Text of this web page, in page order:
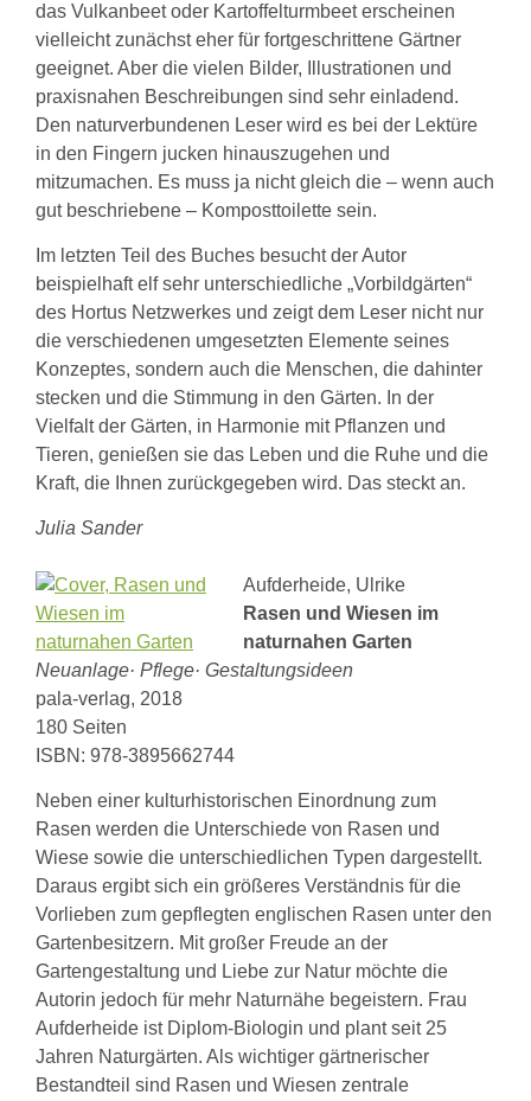
das Vulkanbeet oder Kartoffelturmbeet erscheinen
vielleicht zunächst eher für fortgeschrittene Gärtner
geeignet. Aber die vielen Bilder, Illustrationen und
praxisnahen Beschreibungen sind sehr einladend.
Den naturverbundenen Leser wird es bei der Lektüre
in den Fingern jucken hinauszugehen und
mitzumachen. Es muss ja nicht gleich die – wenn auch
gut beschriebene – Komposttoilette sein.
Im letzten Teil des Buches besucht der Autor
beispielhaft elf sehr unterschiedliche „Vorbildgärten“
des Hortus Netzwerkes und zeigt dem Leser nicht nur
die verschiedenen umgesetzten Elemente seines
Konzeptes, sondern auch die Menschen, die dahinter
stecken und die Stimmung in den Gärten. In der
Vielfalt der Gärten, in Harmonie mit Pflanzen und
Tieren, genießen sie das Leben und die Ruhe und die
Kraft, die Ihnen zurückgegeben wird. Das steckt an.
Julia Sander
Aufderheide, Ulrike
Rasen und Wiesen im
naturnahen Garten
Neuanlage· Pflege· Gestaltungsideen
pala-verlag, 2018
180 Seiten
ISBN: 978-3895662744
Neben einer kulturhistorischen Einordnung zum
Rasen werden die Unterschiede von Rasen und
Wiese sowie die unterschiedlichen Typen dargestellt.
Daraus ergibt sich ein größeres Verständnis für die
Vorlieben zum gepflegten englischen Rasen unter den
Gartenbesitzern. Mit großer Freude an der
Gartengestaltung und Liebe zur Natur möchte die
Autorin jedoch für mehr Naturnähe begeistern. Frau
Aufderheide ist Diplom-Biologin und plant seit 25
Jahren Naturgärten. Als wichtiger gärtnerischer
Bestandteil sind Rasen und Wiesen zentrale